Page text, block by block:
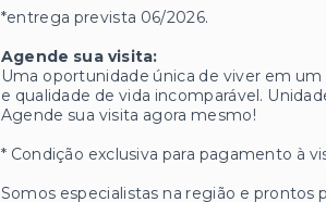
*entrega prevista 06/2026.
Agende sua visita:
Uma oportunidade única de viver em
e qualidade de vida incomparável.
Agende sua visita agora mesmo!
* Condição exclusiva para pagamento à
Somos especialistas na região e prontos